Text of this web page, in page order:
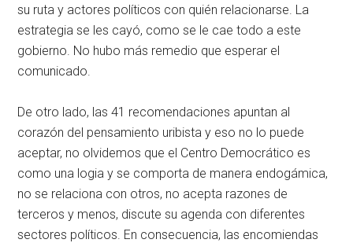
su ruta y actores políticos con quién relacionarse. La
estrategia se les cayó, como se le cae todo a este
gobierno. No hubo más remedio que esperar el
comunicado.
De otro lado, las 41 recomendaciones apuntan al
corazón del pensamiento uribista y eso no lo puede
aceptar, no olvidemos que el Centro Democrático es
como una logia y se comporta de manera endogámica,
no se relaciona con otros, no acepta razones de
terceros y menos, discute su agenda con diferentes
sectores políticos. En consecuencia, las encomiendas